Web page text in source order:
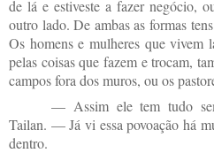
de lá e estiveste a fazer negócio,
outro lado. De ambas as formas
Os homens e mulheres que vivem
pelas coisas que fazem e trocam,
campos fora dos muros, ou os
— Assim ele tem tudo
Tailan. — Já vi essa povoação há
dentro.